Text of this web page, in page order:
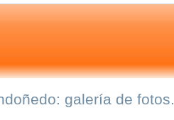
galería de fotos.